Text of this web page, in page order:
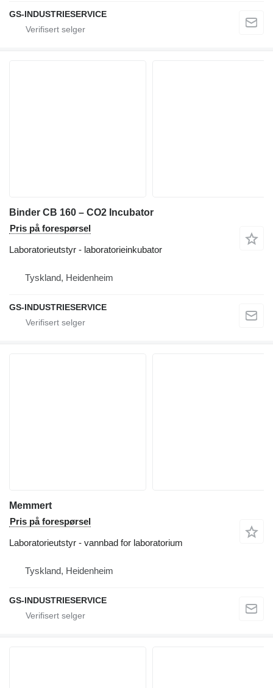
GS-INDUSTRIESERVICE
Binder CB 160 – CO2 Incubator
Pris på forespørsel
Laboratorieutstyr - laboratorieinkubator
Tyskland, Heidenheim
GS-INDUSTRIESERVICE
Memmert
Pris på forespørsel
Laboratorieutstyr - vannbad for laboratorium
Tyskland, Heidenheim
GS-INDUSTRIESERVICE